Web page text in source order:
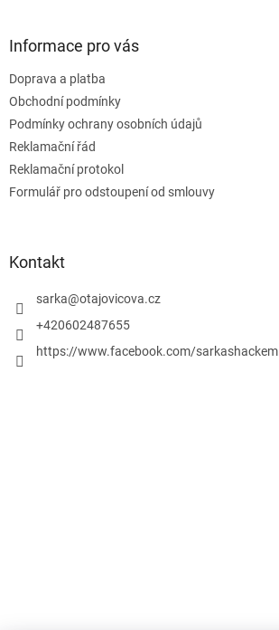
v
ý
Informace pro vás
Doprava a platba
Obchodní podmínky
Podmínky ochrany osobních údajů
Reklamační řád
Reklamační protokol
Formulář pro odstoupení od smlouvy
Kontakt
sarka@otajovicova.cz
+420602487655
https://www.facebook.com/sarkashackem